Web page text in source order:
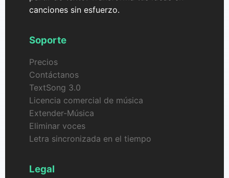
elaborar composiciones específicamente adaptadas
a tu visión creativa, sin requerir ningún
perfecta para músicos, creadores de contenido y
música generada por IA.
canciones sin esfuerzo.
Soporte
Precios
Contáctanos
TextSong 3.0
Licencia comercial de música
Extender-Música
Eliminar voces
Letra sincronizada en el tiempo
Legal